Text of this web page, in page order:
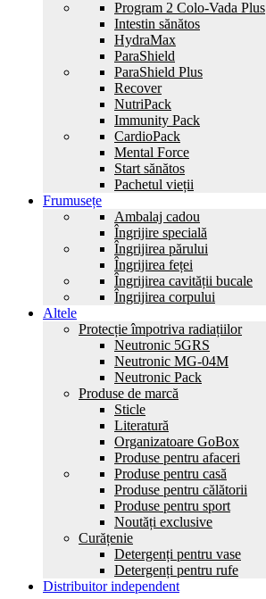
Program 2 Colo-Vada Plus
Intestin sănătos
HydrаMax
ParaShield
ParaShield Plus
Recover
NutriPack
Immunity Pack
CardioPack
Mental Force
Start sănătos
Pachetul vieții
Frumusețe
Ambalaj cadou
Îngrijire specială
Îngrijirea părului
Îngrijirea feței
Îngrijirea cavității bucale
Îngrijirea corpului
Altele
Protecție împotriva radiațiilor
Neutronic 5GRS
Neutronic MG-04M
Neutronic Pack
Produse de marcă
Sticle
Literatură
Organizatoare GoBox
Produse pentru afaceri
Produse pentru casă
Produse pentru călătorii
Produse pentru sport
Noutăți exclusive
Curățenie
Detergenți pentru vase
Detergenți pentru rufe
Distribuitor independent